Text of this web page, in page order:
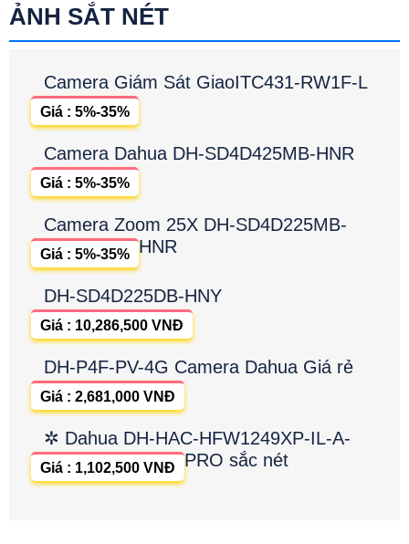
ẢNH SẮT NÉT
Camera Giám Sát GiaoITC431-RW1F-L
Giá : 5%-35%
Camera Dahua DH-SD4D425MB-HNR
Giá : 5%-35%
Camera Zoom 25X DH-SD4D225MB-
HNR
Giá : 5%-35%
DH-SD4D225DB-HNY
Giá : 10,286,500 VNĐ
DH-P4F-PV-4G Camera Dahua Giá rẻ
Giá : 2,681,000 VNĐ
✲ Dahua DH-HAC-HFW1249XP-IL-A-
PRO sắc nét
Giá : 1,102,500 VNĐ